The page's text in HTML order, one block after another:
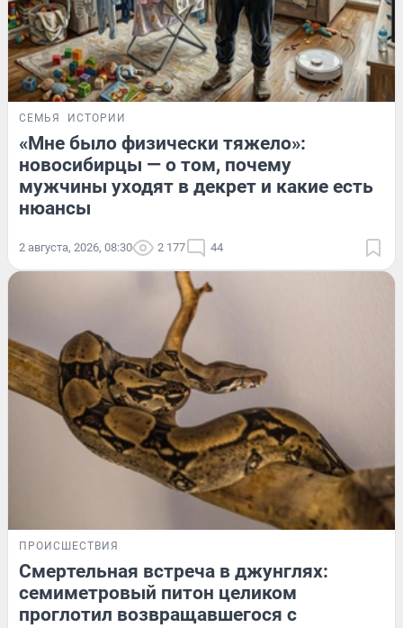
СЕМЬЯ ИСТОРИИ
«Мне было физически тяжело»:
новосибирцы — о том, почему
мужчины уходят в декрет и какие есть
нюансы
2 августа, 2026, 08:30 2 177 44
ПРОИСШЕСТВИЯ
Смертельная встреча в джунглях:
семиметровый питон целиком
проглотил возвращавшегося с